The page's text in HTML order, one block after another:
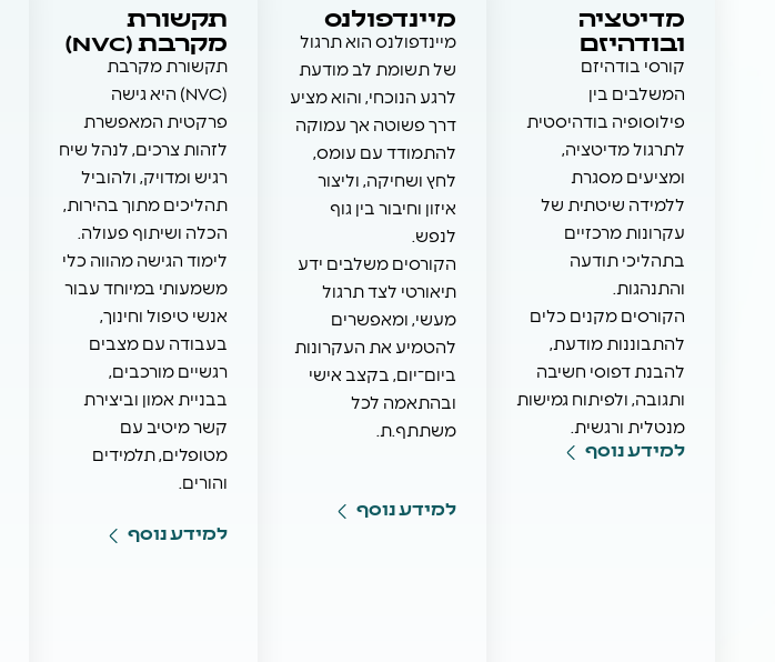
מדיטציה
ובודהיזם
קורסי בודהיזם
המשלבים בין
פילוסופיה בודהיסטית
לתרגול מדיטציה,
ומציעים מסגרת
ללמידה שיטתית של
עקרונות מרכזיים
בתהליכי תודעה
והתנהגות.
הקורסים מקנים כלים
להתבוננות מודעת,
להבנת דפוסי חשיבה
ותגובה, ולפיתוח גמישות
מנטלית ורגשית.
למידע נוסף
מיינדפולנס
מיינדפולנס הוא תרגול
של תשומת לב מודעת
לרגע הנוכחי, והוא מציע
דרך פשוטה אך עמוקה
להתמודד עם עומס,
לחץ ושחיקה, וליצור
איזון וחיבור בין גוף
לנפש.
הקורסים משלבים ידע
תיאורטי לצד תרגול
מעשי, ומאפשרים
להטמיע את העקרונות
ביום־יום, בקצב אישי
ובהתאמה לכל
משתתף.ת.
למידע נוסף
תקשורת
מקרבת (NVC)​
תקשורת מקרבת
(NVC) היא גישה
פרקטית המאפשרת
לזהות צרכים, לנהל שיח
רגיש ומדויק, ולהוביל
תהליכים מתוך בהירות,
הכלה ושיתוף פעולה.
לימוד הגישה מהווה כלי
משמעותי במיוחד עבור
אנשי טיפול וחינוך,
בעבודה עם מצבים
רגשיים מורכבים,
בבניית אמון וביצירת
קשר מיטיב עם
מטופלים, תלמידים
והורים.
למידע נוסף